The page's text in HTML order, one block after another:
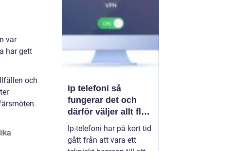
var
har gett
och
Ip telefoni så
fungerar det och
därför väljer allt fler
företag att byta
Ip-telefoni har på kort tid
gått från att vara ett